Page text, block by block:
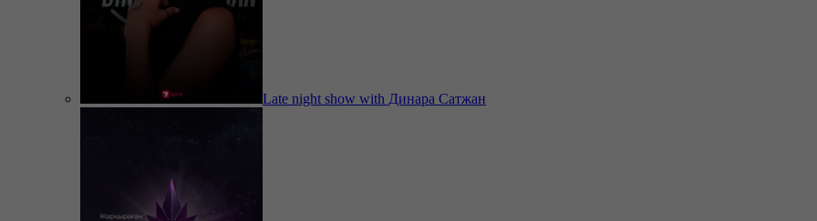
Late night show with Динара Сатжан